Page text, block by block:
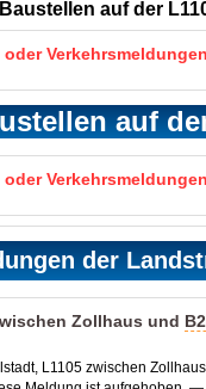
auf der
auf
der
Zollhaus und
L1105 zwischen